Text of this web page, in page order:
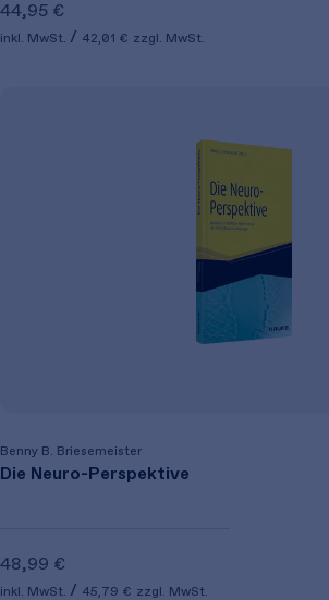
44,95 €
inkl. MwSt. 42,01 € zzgl. MwSt.
Benny B. Briesemeister
Die Neuro-Perspektive
48,99 €
inkl. MwSt. 45,79 € zzgl. MwSt.